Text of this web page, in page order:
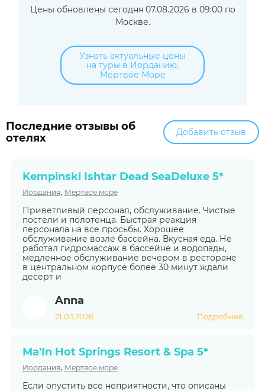
Цены обновлены сегодня 07.08.2026 в 09:00 по
Москве.
Узнать актуальные цены
на туры в Иорданию,
Мертвое Море
Последние отзывы об
отелях
Добавить отзыв
Kempinski Ishtar Dead SeaDeluxe 5*
Иордания, Мертвое море
Приветливый персонал, обслуживание. Чистые
постели и полотенца. Быстрая реакция
персонала на все просьбы. Хорошее
обслуживание возле бассейна. Вкусная еда. Не
работал гидромассаж в бассейне и водопады,
медленное обслуживание вечером в ресторане
в центральном корпусе более 30 минут ждали
десерт и
Anna
21.05.2026 Подробнее
Ma'In Hot Springs Resort & Spa 5*
Иордания, Мертвое море
Если опустить все неприятности, что описаны